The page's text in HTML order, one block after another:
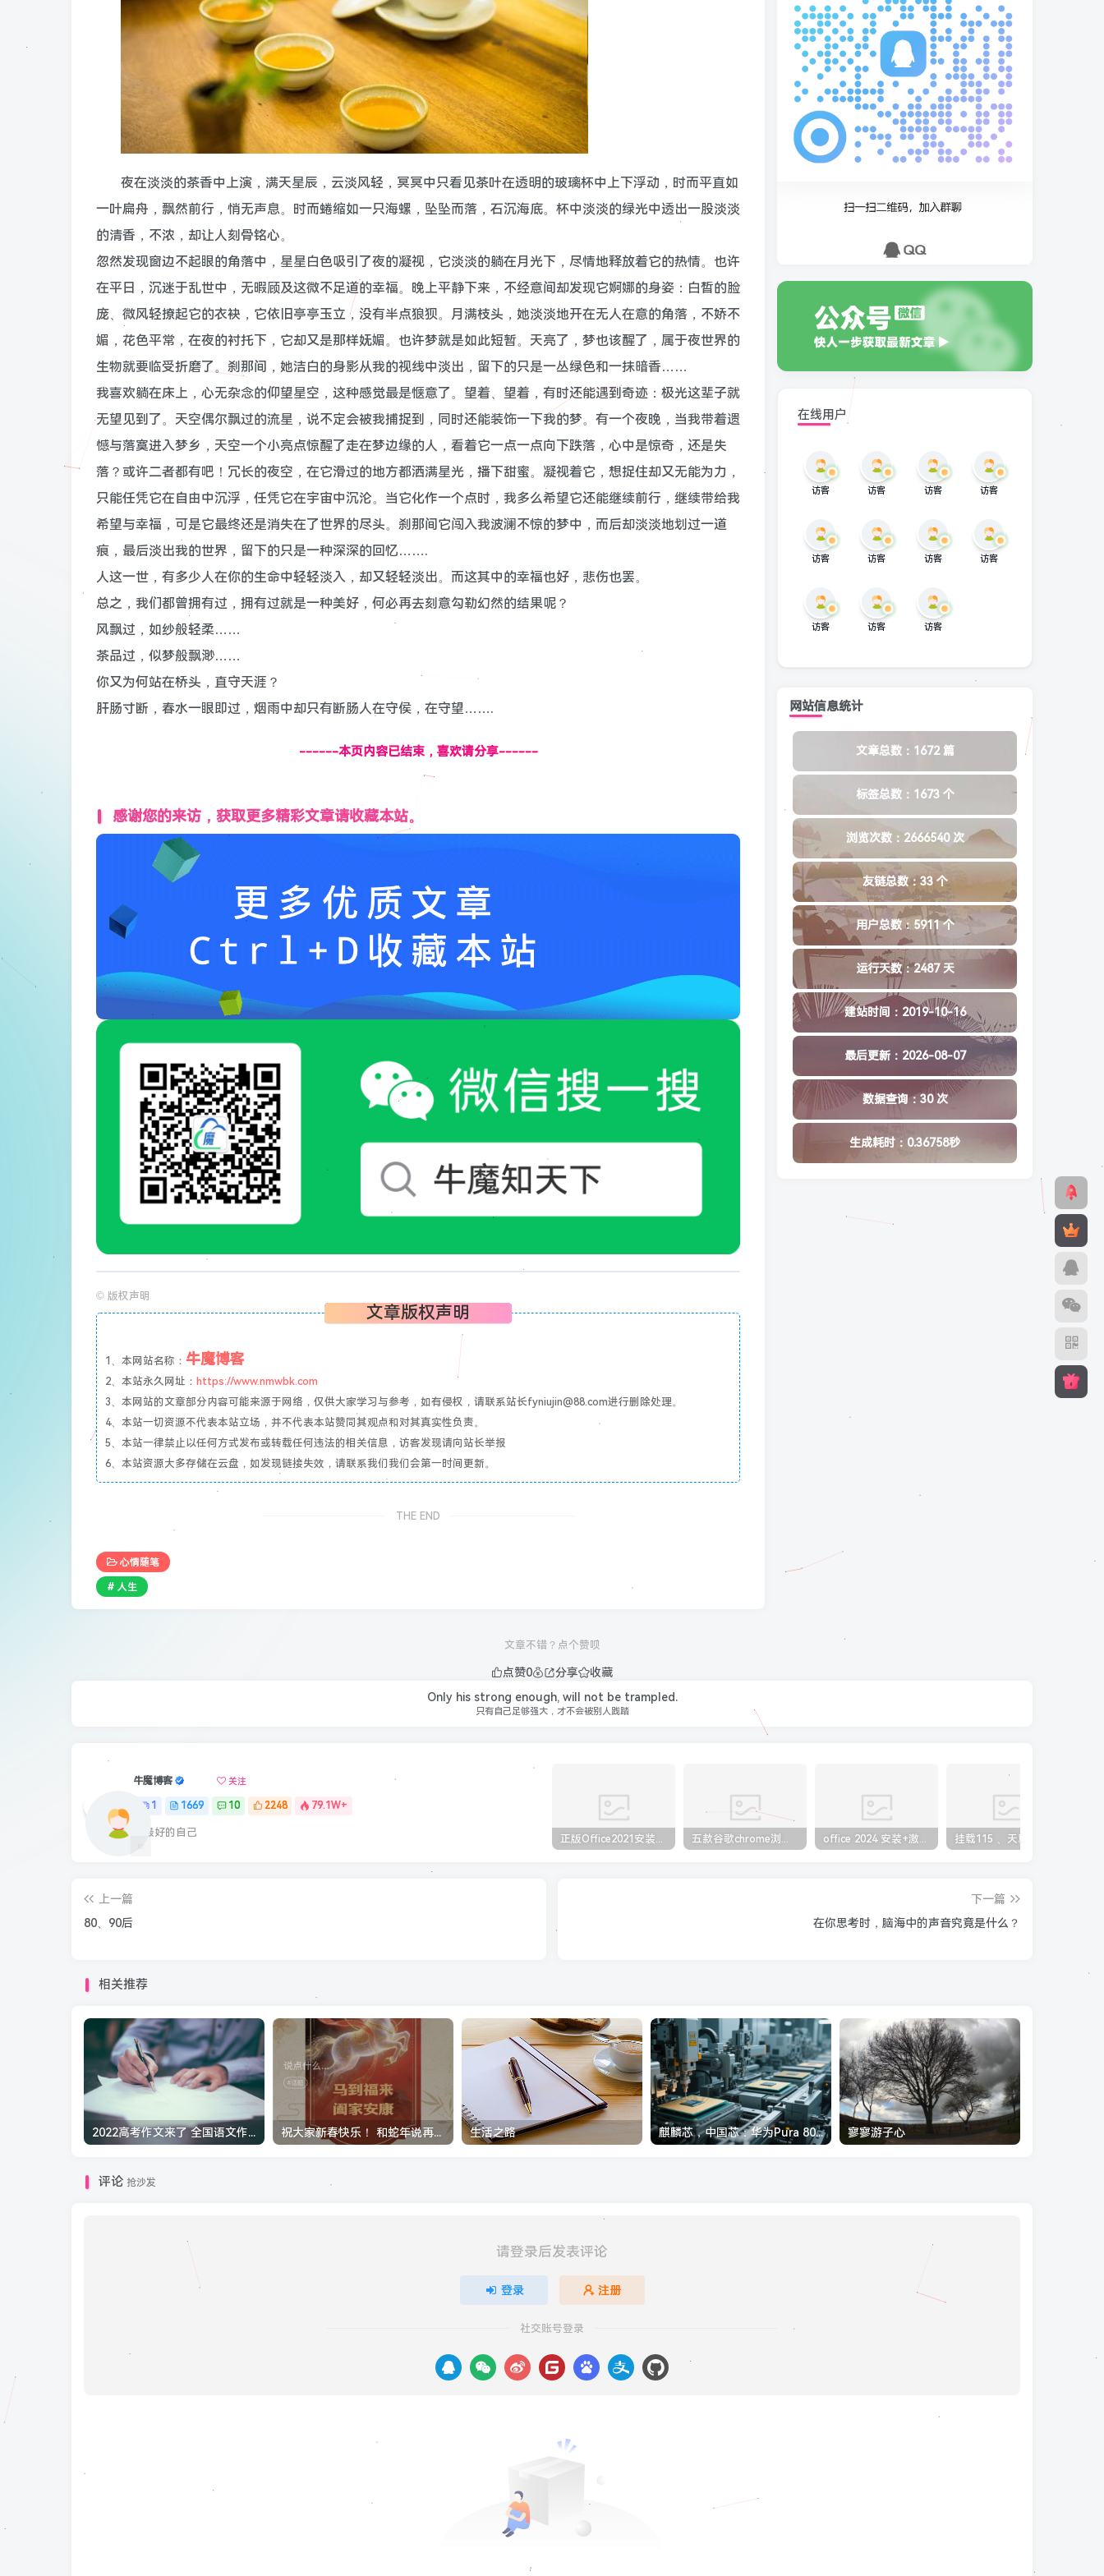
夜在淡淡的茶香中上演，满天星辰，云淡风轻，冥冥中只看见茶叶在透明的玻璃杯中上下浮动，时而平直如
一叶扁舟，飘然前行，悄无声息。时而蜷缩如一只海螺，坠坠而落，石沉海底。杯中淡淡的绿光中透出一股淡淡
的清香，不浓，却让人刻骨铭心。
忽然发现窗边不起眼的角落中，星星白色吸引了夜的凝视，它淡淡的躺在月光下，尽情地释放着它的热情。也许
在平日，沉迷于乱世中，无暇顾及这微不足道的幸福。晚上平静下来，不经意间却发现它婀娜的身姿：白皙的脸
庞、微风轻撩起它的衣袂，它依旧亭亭玉立，没有半点狼狈。月满枝头，她淡淡地开在无人在意的角落，不娇不
媚，花色平常，在夜的衬托下，它却又是那样妩媚。也许梦就是如此短暂。天亮了，梦也该醒了，属于夜世界的
生物就要临受折磨了。刹那间，她洁白的身影从我的视线中淡出，留下的只是一丛绿色和一抹暗香……
我喜欢躺在床上，心无杂念的仰望星空，这种感觉最是惬意了。望着、望着，有时还能遇到奇迹：极光这辈子就
无望见到了。天空偶尔飘过的流星，说不定会被我捕捉到，同时还能装饰一下我的梦。有一个夜晚，当我带着遗
憾与落寞进入梦乡，天空一个小亮点惊醒了走在梦边缘的人，看着它一点一点向下跌落，心中是惊奇，还是失
落？或许二者都有吧！冗长的夜空，在它滑过的地方都洒满星光，播下甜蜜。凝视着它，想捉住却又无能为力，
只能任凭它在自由中沉浮，任凭它在宇宙中沉沦。当它化作一个点时，我多么希望它还能继续前行，继续带给我
希望与幸福，可是它最终还是消失在了世界的尽头。刹那间它闯入我波澜不惊的梦中，而后却淡淡地划过一道
痕，最后淡出我的世界，留下的只是一种深深的回忆…….
人这一世，有多少人在你的生命中轻轻淡入，却又轻轻淡出。而这其中的幸福也好，悲伤也罢。
总之，我们都曾拥有过，拥有过就是一种美好，何必再去刻意勾勒幻然的结果呢？
风飘过，如纱般轻柔……
茶品过，似梦般飘渺……
你又为何站在桥头，直守天涯？
肝肠寸断，春水一眼即过，烟雨中却只有断肠人在守侯，在守望…….
------本页内容已结束，喜欢请分享------
感谢您的来访，获取更多精彩文章请收藏本站。
© 版权声明
文章版权声明
1、本网站名称： 牛魔博客
2、本站永久网址： https://www.nmwbk.com
3、本网站的文章部分内容可能来源于网络，仅供大家学习与参考，如有侵权，请联系站长fyniujin@88.com进行删除处理。
4、本站一切资源不代表本站立场，并不代表本站赞同其观点和对其真实性负责。
5、本站一律禁止以任何方式发布或转载任何违法的相关信息，访客发现请向站长举报
6、本站资源大多存储在云盘，如发现链接失效，请联系我们我们会第一时间更新。
THE END
心情随笔
# 人生
文章不错？点个赞呗
点赞0 分享
收藏
Only his strong enough, will not be trampled.
只有自己足够强大，才不会被别人践踏
牛魔博客 关注
1 1669 10 2248 79.1W+
最最好的自己
正版Office2021安装与激活图解教程 利用工具office tool plus 五款谷歌chrome浏览器截图插件工具推荐 office 2024 安装+激活免费（附下载详细安装教程）
上一篇
80、90后
下一篇
在你思考时，脑海中的声音究竟是什么？
相关推荐
2022高考作文来了 全国语文作文试题出炉：网友直呼全国甲卷难 祝大家新春快乐！ 和蛇年说再见：微信马年迎新春限时状态上线 生活之路 麒麟芯，中国芯：华为Pura 80背后的半导体自强之路 寥寥游子心
评论 抢沙发
请登录后发表评论
登录 注册
社交账号登录
在线用户
访客 访客 访客 访客
访客 访客 访客 访客
访客 访客 访客
网站信息统计
文章总数：1672 篇
标签总数：1673 个
浏览次数：2666540 次
友链总数：33 个
用户总数：5911 个
运行天数：2487 天
建站时间：2019-10-16
最后更新：2026-08-07
数据查询：30 次
生成耗时：0.36758秒